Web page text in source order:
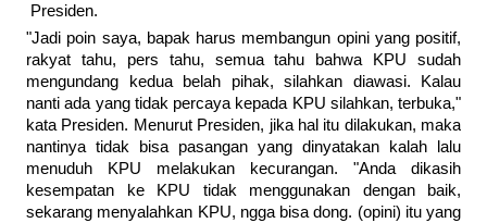
Presiden.
"Jadi poin saya, bapak harus membangun opini yang positif,
rakyat tahu, pers tahu, semua tahu bahwa KPU sudah
mengundang kedua belah pihak, silahkan diawasi. Kalau
nanti ada yang tidak percaya kepada KPU silahkan, terbuka,"
kata Presiden. Menurut Presiden, jika hal itu dilakukan, maka
nantinya tidak bisa pasangan yang dinyatakan kalah lalu
menuduh KPU melakukan kecurangan. "Anda dikasih
kesempatan ke KPU tidak menggunakan dengan baik,
sekarang menyalahkan KPU, ngga bisa dong. (opini) itu yang